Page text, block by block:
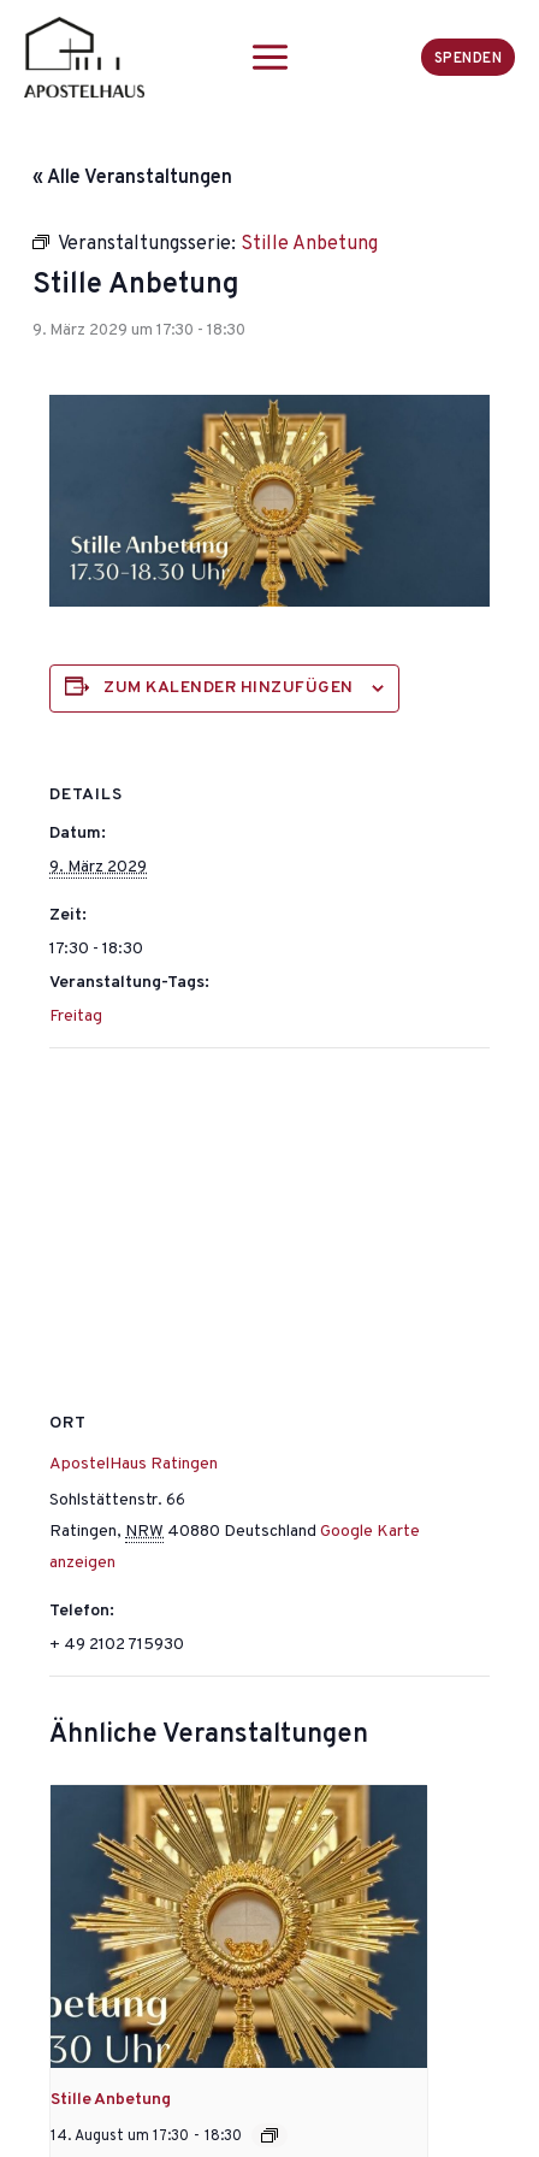
springen
SPENDEN
« Alle Veranstaltungen
Veranstaltungsserie: Stille Anbetung
Stille Anbetung
9. März 2029 um 17:30 -18:30
ZUM KALENDER HINZUFÜGEN
DETAILS
Datum:
9. März 2029
Zeit:
17:30 - 18:30
Veranstaltung-Tags:
Freitag
ORT
ApostelHaus Ratingen
Sohlstättenstr. 66
Ratingen, NRW 40880 Deutschland Google Karte
anzeigen
Telefon:
+ 49 2102 715930
Ähnliche Veranstaltungen
Stille Anbetung
14. August um 17:30 - 18:30